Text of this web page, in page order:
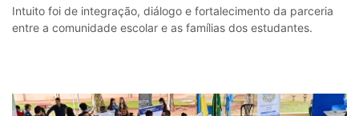
Intuito foi de integração, diálogo e fortalecimento da parceria
entre a comunidade escolar e as famílias dos estudantes.